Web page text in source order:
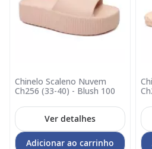
Chinelo Scaleno Nuvem
Ch256 (33-40) - Blush 100
Ver detalhes
Adicionar ao carrinho